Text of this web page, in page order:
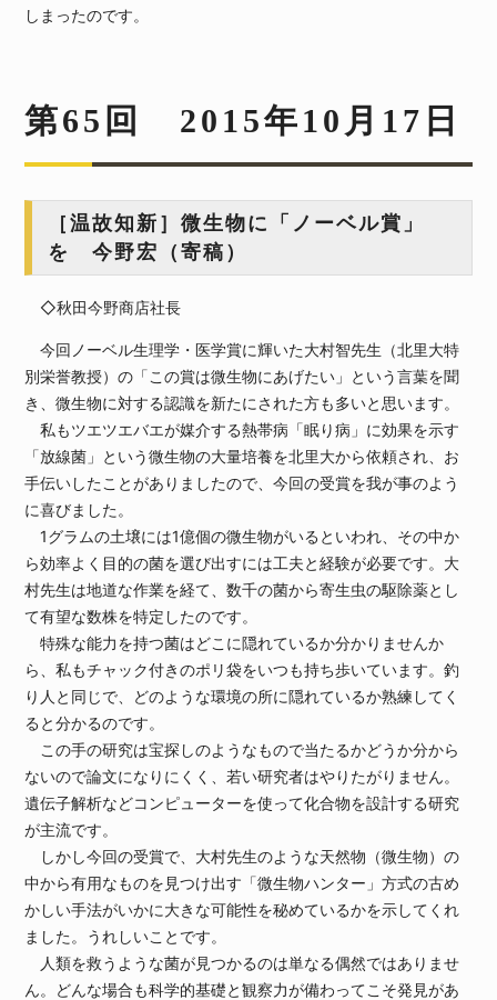
しまったのです。
第65回 2015年10月17日
［温故知新］微生物に「ノーベル賞」
を 今野宏（寄稿）
◇秋田今野商店社長
今回ノーベル生理学・医学賞に輝いた大村智先生（北里大特
別栄誉教授）の「この賞は微生物にあげたい」という言葉を聞
き、微生物に対する認識を新たにされた方も多いと思います。
私もツエツエバエが媒介する熱帯病「眠り病」に効果を示す
「放線菌」という微生物の大量培養を北里大から依頼され、お
手伝いしたことがありましたので、今回の受賞を我が事のよう
に喜びました。
1グラムの土壌には1億個の微生物がいるといわれ、その中か
ら効率よく目的の菌を選び出すには工夫と経験が必要です。大
村先生は地道な作業を経て、数千の菌から寄生虫の駆除薬とし
て有望な数株を特定したのです。
特殊な能力を持つ菌はどこに隠れているか分かりませんか
ら、私もチャック付きのポリ袋をいつも持ち歩いています。釣
り人と同じで、どのような環境の所に隠れているか熟練してく
ると分かるのです。
この手の研究は宝探しのようなもので当たるかどうか分から
ないので論文になりにくく、若い研究者はやりたがりません。
遺伝子解析などコンピューターを使って化合物を設計する研究
が主流です。
しかし今回の受賞で、大村先生のような天然物（微生物）の
中から有用なものを見つけ出す「微生物ハンター」方式の古め
かしい手法がいかに大きな可能性を秘めているかを示してくれ
ました。うれしいことです。
人類を救うような菌が見つかるのは単なる偶然ではありませ
ん。どんな場合も科学的基礎と観察力が備わってこそ発見があ